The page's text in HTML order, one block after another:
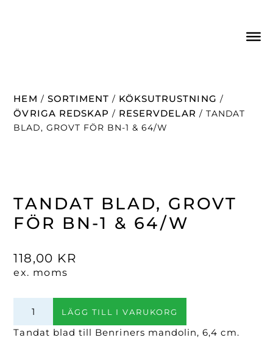
HEM / SORTIMENT / KÖKSUTRUSTNING /
ÖVRIGA REDSKAP / RESERVDELAR / TANDAT
BLAD, GROVT FÖR BN-1 & 64/W
TANDAT BLAD, GROVT
FÖR BN-1 & 64/W
Tandat blad till Benriners mandolin, 6,4 cm.
118,00 KR
ex. moms
blad,
grovt
LÄGG TILL I VARUKORG